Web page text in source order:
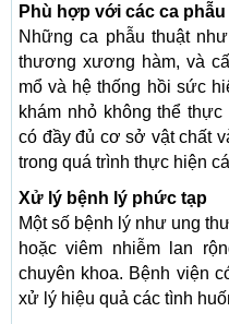
Phù hợp với các ca
Những ca phẫu thuật
thương xương hàm, và
mổ và hệ thống hồi sức
khám nhỏ không thể
có đầy đủ cơ sở vật chất
trong quá trình thực hiện
Xử lý bệnh lý phức tạp
Một số bệnh lý như ung
hoặc viêm nhiễm lan
chuyên khoa. Bệnh viện
xử lý hiệu quả các tình